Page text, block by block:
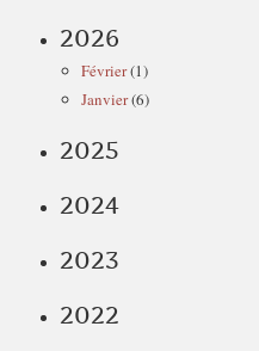
2026
Février(1)
Janvier(6)
2025
2024
2023
2022